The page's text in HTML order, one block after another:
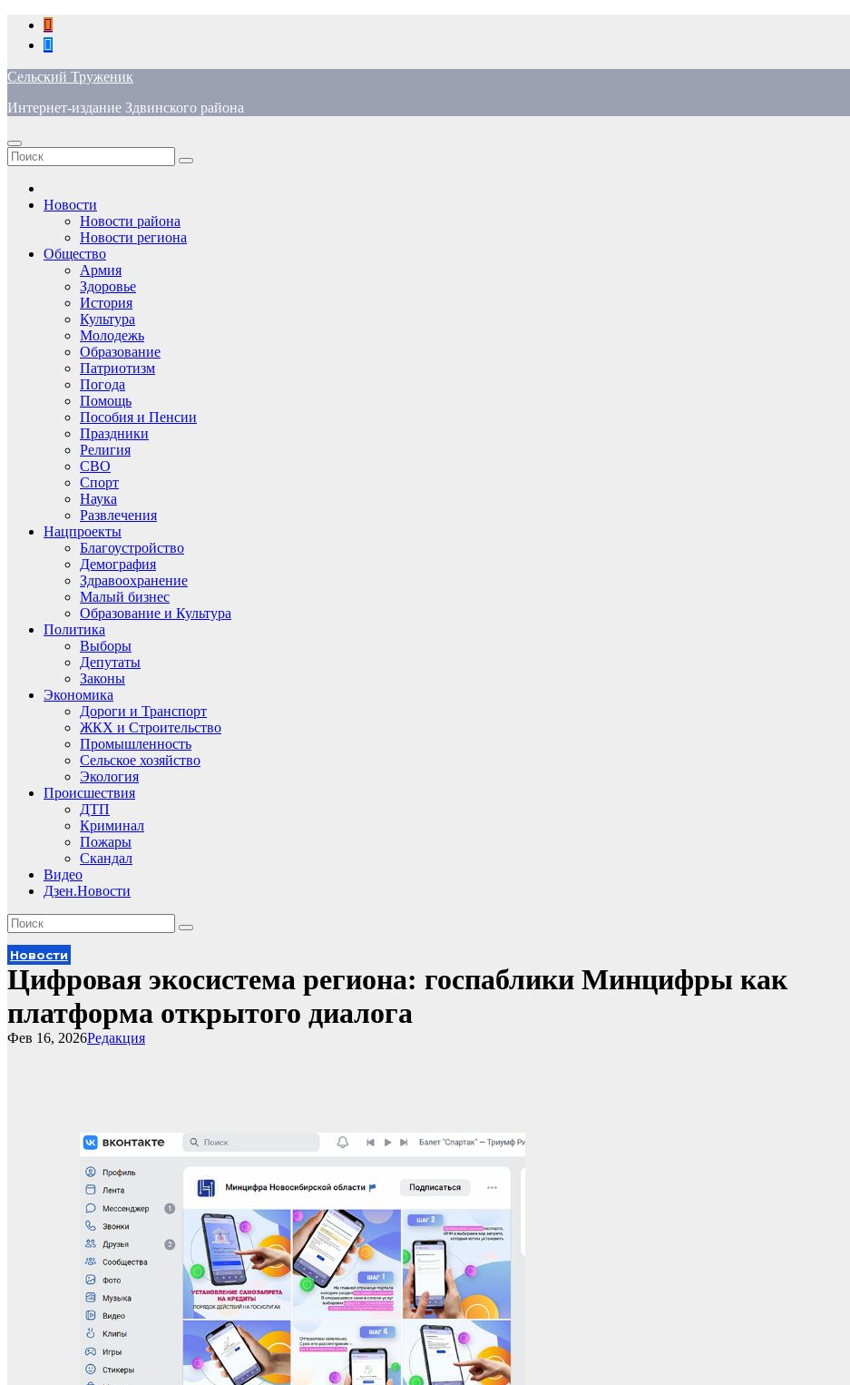
Перейти
содержимому
Сельский Труженик
Интернет-издание Здвинского района
Новости
Новости района
Новости региона
Общество
Армия
Здоровье
История
Культура
Молодежь
Образование
Патриотизм
Погода
Помощь
Пособия и Пенсии
Праздники
Религия
СВО
Спорт
Наука
Развлечения
Нацпроекты
Благоустройство
Демография
Здравоохранение
Малый бизнес
Образование и Культура
Политика
Выборы
Депутаты
Законы
Экономика
Дороги и Транспорт
ЖКХ и Строительство
Промышленность
Сельское хозяйство
Экология
Происшествия
ДТП
Криминал
Пожары
Скандал
Видео
Дзен.Новости
Новости
Цифровая экосистема региона: госпаблики Минцифры как
платформа открытого диалога
Редакция
Фев 16, 2026